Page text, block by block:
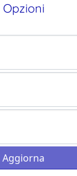
Opzioni